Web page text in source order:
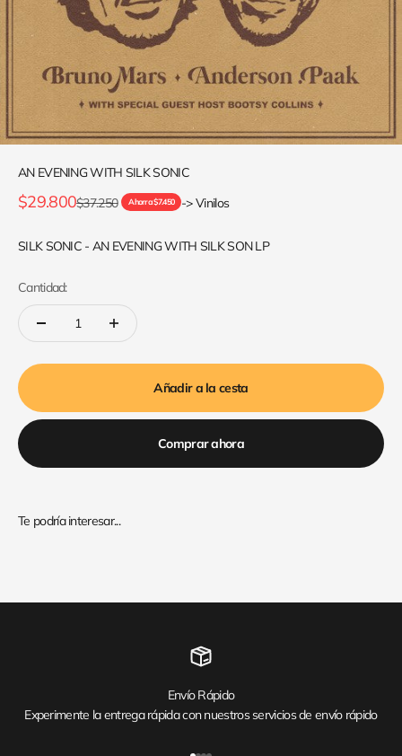
AN EVENING WITH SILK SONIC
Precio de oferta
$29.800Precio normal
$37.250 Ahorra $7.450 -> Vinilos
SILK SONIC - AN EVENING WITH SILK SON LP
Cantidad:
Añadir a la cesta
Comprar ahora
Envío Rápido
Experimente la entrega rápida con nuestros servicios de envío rápido